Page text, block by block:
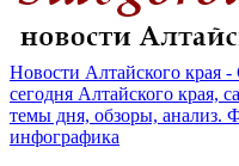
Новости Алтайского края
сегодня Алтайского края,
темы дня, обзоры, анализ.
инфографика